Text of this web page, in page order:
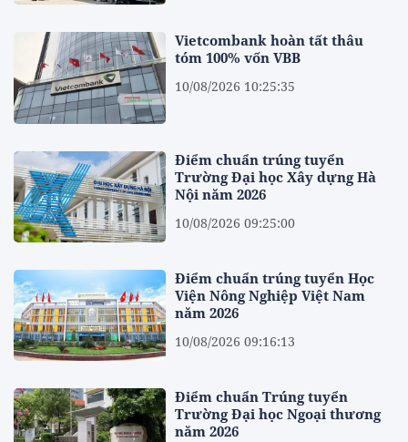
Vietcombank hoàn tất thâu
tóm 100% vốn VBB
10/08/2026 10:25:35
Điểm chuẩn trúng tuyển
Trường Đại học Xây dựng Hà
Nội năm 2026
10/08/2026 09:25:00
Điểm chuẩn trúng tuyển Học
Viện Nông Nghiệp Việt Nam
năm 2026
10/08/2026 09:16:13
Điểm chuẩn Trúng tuyển
Trường Đại học Ngoại thương
năm 2026